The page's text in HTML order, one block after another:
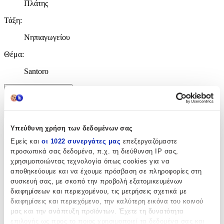
Υπεύθυνη χρήση των δεδομένων σας
Εμείς και οι 1022 συνεργάτες μας επεξεργαζόμαστε
προσωπικά σας δεδομένα, π.χ. τη διεύθυνση IP σας,
χρησιμοποιώντας τεχνολογία όπως cookies για να
αποθηκεύουμε και να έχουμε πρόσβαση σε πληροφορίες στη
συσκευή σας, με σκοπό την προβολή εξατομικευμένων
διαφημίσεων και περιεχομένου, τις μετρήσεις σχετικά με
διαφημίσεις και περιεχόμενο, την καλύτερη εικόνα του κοινού
μας και την ανάπτυξη προϊόντων. Έχετε τη δυνατότητα
Πλάτης
Τάξη:
Νηπιαγωγείου
Θέμα:
Santoro
Χαρακτηριστικά
Χαρακτηριστικά
Κατασκευαστής
Santoro
Βασικά Χαρακτηριστικά
Χρώμα: